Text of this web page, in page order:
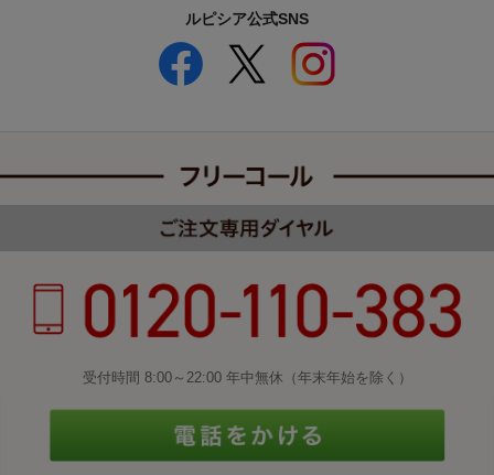
ルピシア公式SNS
受付時間 8:00～22:00 年中無休（年末年始を除く）